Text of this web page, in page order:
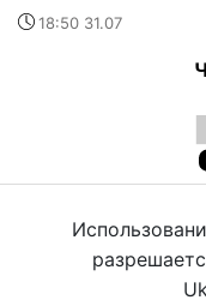
18:50 31.07